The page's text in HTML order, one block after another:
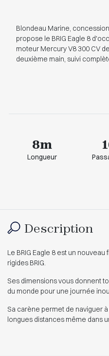
Blondeau Marine,
propose le BRIG Eagle 8
moteur Mercury V8 300 CV
deuxième main, suivi
8m
Longueur
Description
Le BRIG Eagle 8 est un
rigides BRIG.
Ses dimensions vous donnent
du monde pour une journée
Sa carène permet de naviguer
longues distances même dans